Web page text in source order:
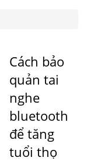
Cách bảo
quản tai
nghe
bluetooth
để tăng
tuổi thọ